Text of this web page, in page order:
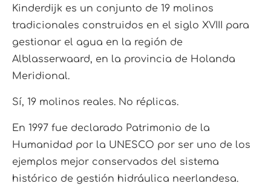
Kinderdijk es un conjunto de 19 molinos
tradicionales construidos en el siglo XVIII para
gestionar el agua en la región de
Alblasserwaard, en la provincia de Holanda
Meridional.
Sí, 19 molinos reales. No réplicas.
En 1997 fue declarado Patrimonio de la
Humanidad por la UNESCO por ser uno de los
ejemplos mejor conservados del sistema
histórico de gestión hidráulica neerlandesa.